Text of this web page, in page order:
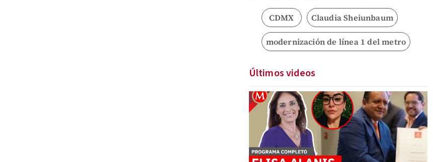
CDMX Claudia Sheiunbaum
modernización de línea 1 del metro
Últimos videos